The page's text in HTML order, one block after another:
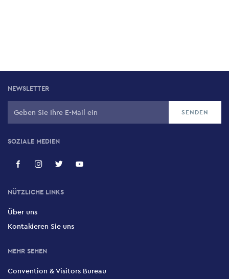
NEWSLETTER
SOZIALE MEDIEN
NÜTZLICHE LINKS
Über uns
Kontakieren Sie uns
MEHR SEHEN
Convention & Visitors Bureau